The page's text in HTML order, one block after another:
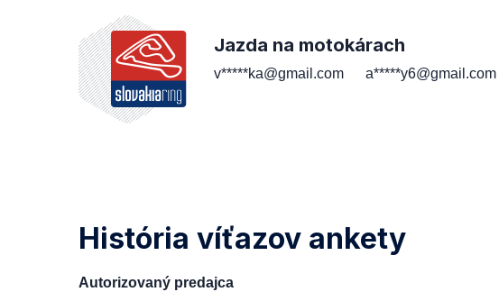
Jazda na motokárach
v*****ka@gmail.com a*****y6@gmail.com
História víťazov ankety
Autorizovaný predajca